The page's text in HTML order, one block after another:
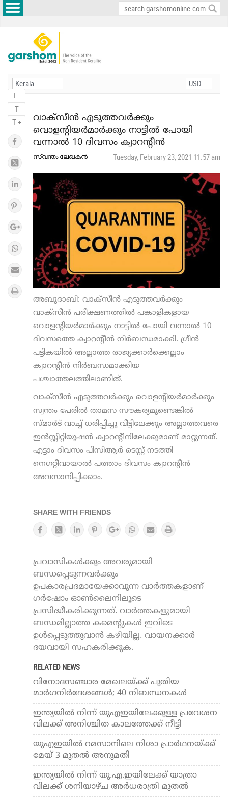
T -
T
T +
വാക്‌സീന്‍ എടുത്തവര്‍ക്കും
വൊളന്റിയര്‍മാര്‍ക്കും നാട്ടില്‍ പോയി
വന്നാല്‍ 10 ദിവസം ക്വാറന്റീന്‍
സ്വന്തം ലേഖകന്‍ Tuesday, February 23, 2021 11:57 am
അബുദാബി: വാക്‌സീന്‍ എടുത്തവര്‍ക്കും
വാക്‌സീന്‍ പരീക്ഷണത്തില്‍ പങ്കാളികളായ
വൊളന്റിയര്‍മാര്‍ക്കും നാട്ടില്‍ പോയി വന്നാല്‍ 10
ദിവസത്തെ ക്വാറന്റീന്‍ നിര്‍ബന്ധമാക്കി. ഗ്രീന്‍
പട്ടികയില്‍ അല്ലാത്ത രാജ്യക്കാര്‍ക്കെല്ലാം
ക്വാറന്റീന്‍ നിര്‍ബന്ധമാക്കിയ
പശ്ചാത്തലത്തിലാണിത്.
വാക്‌സീന്‍ എടുത്തവര്‍ക്കും വൊളന്റിയര്‍മാര്‍ക്കും
സ്വന്തം പേരില്‍ താമസ സൗകര്യമുണ്ടെങ്കില്‍
സ്മാര്‍ട് വാച്ച് ധരിപ്പിച്ചു വീട്ടിലേക്കും അല്ലാത്തവരെ
ഇന്‍സ്റ്റിറ്റിയൂഷന്‍ ക്വാറന്റീനിലേക്കുമാണ് മാറ്റുന്നത്.
എട്ടാം ദിവസം പിസിആര്‍ ടെസ്റ്റ് നടത്തി
നെഗറ്റീവായാല്‍ പത്താം ദിവസം ക്വാറന്റീന്‍
അവസാനിപ്പിക്കാം.
SHARE WITH FRIENDS
പ്രവാസികൾക്കും അവരുമായി
ബന്ധപ്പെടുന്നവർക്കും
ഉപകാരപ്രദമായേക്കാവുന്ന വാർത്തകളാണ്
ഗർഷോം ഓൺലൈനിലൂടെ
പ്രസിദ്ധീകരിക്കുന്നത്. വാർത്തകളുമായി
ബന്ധമില്ലാത്ത കമെന്റുകൾ ഇവിടെ
ഉൾപ്പെടുത്തുവാൻ കഴിയില്ല. വായനക്കാർ
ദയവായി സഹകരിക്കുക.
RELATED NEWS
വിനോദസഞ്ചാര മേഖലയ്ക്ക് പുതിയ
മാര്‍ഗനിര്‍ദേശങ്ങള്‍; 40 നിബന്ധനകള്‍
ഇന്ത്യയില്‍ നിന്ന് യുഎഇയിലേക്കുള്ള പ്രവേശന
വിലക്ക് അനിശ്ചിത കാലത്തേക്ക് നീട്ടി
യുഎഇയില്‍ റമസാനിലെ നിശാ പ്രാര്‍ഥനയ്ക്ക്
മേയ് 3 മുതല്‍ അനുമതി
ഇന്ത്യയില്‍ നിന്ന് യു.എ.ഇയിലേക്ക് യാത്രാ
വിലക്ക് ശനിയാഴ്ച അര്‍ധരാത്രി മുതല്‍